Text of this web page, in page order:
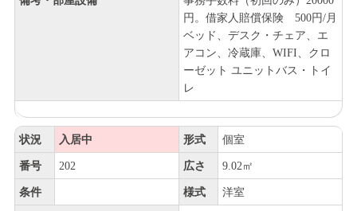
円。借家人賠償保険 500円/月
ベッド、デスク・チェア、エ
アコン、冷蔵庫、WIFI、クロ
ーゼット ユニットバス・トイ
レ
状況 入居中 形式 個室
番号 202 広さ 9.02㎡
条件 様式 洋室